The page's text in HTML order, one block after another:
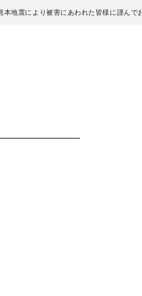
本地震により被害にあわれた皆様に謹ん